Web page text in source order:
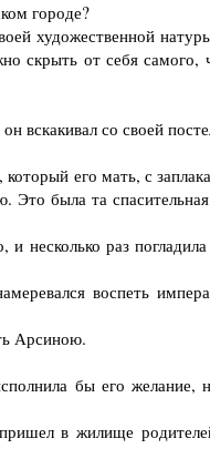
городе?
художественной
скрыть от себя самого,
вскакивал со своей
его мать, с
Это была та
несколько раз
воспеть
Арсиною.
бы его желание,
в жилище